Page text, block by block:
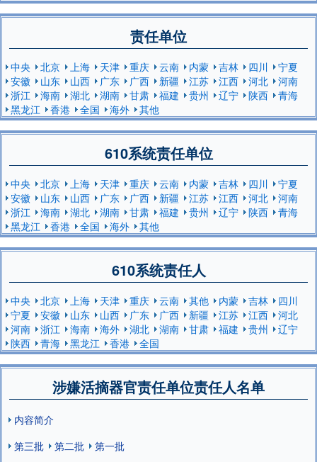
责任单位
中央 北京 上海 天津 重庆 云南 内蒙 吉林 四川
宁夏
安徽
山东 山西 广东 广西 新疆 江苏 江西 河北
河南
浙江
海南 湖北 湖南 甘肃 福建 贵州 辽宁 陕西
青海
黑龙江
香港 全国 海外 其他
610系统责任单位
中央 北京 上海 天津 重庆 云南 内蒙 吉林 四川
宁夏
安徽
山东 山西 广东 广西 新疆 江苏 江西 河北
河南
浙江
海南 湖北 湖南 甘肃 福建 贵州 辽宁 陕西
青海
黑龙江
香港 全国 海外 其他
610系统责任人
中央 北京 上海 天津 重庆 云南 其他 内蒙 吉林
四川
宁夏
安徽 山东 山西 广东 广西 新疆 江苏 江西
河北
河南
浙江 海南 海外 湖北 湖南 甘肃 福建 贵州
辽宁
陕西
青海 黑龙江 香港 全国
涉嫌活摘器官责任单位责任人名单
内容简介
第三批
第二批 第一批